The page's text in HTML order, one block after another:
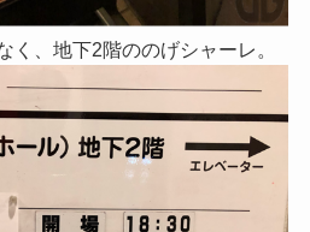
く、地下2階ののげシャーレ。